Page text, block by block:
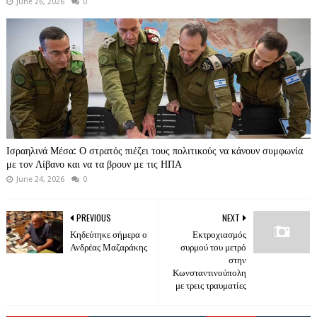
Ισραηλινά Μέσα: Ο στρατός πιέζει τους πολιτικούς να κάνουν συμφωνία
με τον Λίβανο και να τα βρουν με τις ΗΠΑ
June 24, 2026 0
NEXT
Εκτροχιασμός
συρμού του μετρό
στην
Κωνσταντινούπολη
με τρεις τραυματίες
PREVIOUS
Κηδεύτηκε σήμερα ο
Ανδρέας Μαζαράκης